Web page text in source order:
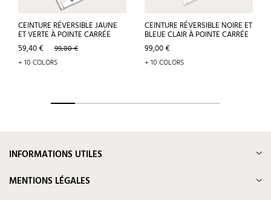
CEINTURE RÉVERSIBLE JAUNE
ET VERTE À POINTE CARRÉE
Prix
59,40 € Prix
de
base
99,00 €
+ 10 COLORS
CEINTURE RÉVERSIBLE NOIRE ET
BLEUE CLAIR À POINTE CARRÉE
Prix
99,00 €
+ 10 COLORS
INFORMATIONS UTILES
MENTIONS LÉGALES